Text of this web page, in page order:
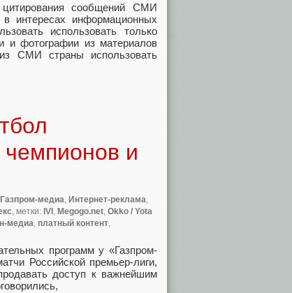
сообщений СМИ
интересах информационных
использовать только
и фотографии из материалов
СМИ страны использовать
чемпионов и
Газпром-медиа, Интернет-реклама,
, метки: IVI , Megogo.net, Okko / Yota
медиа, платный контент,
программ у «Газпром-
Российской премьер-лиги,
доступ к важнейшим
,